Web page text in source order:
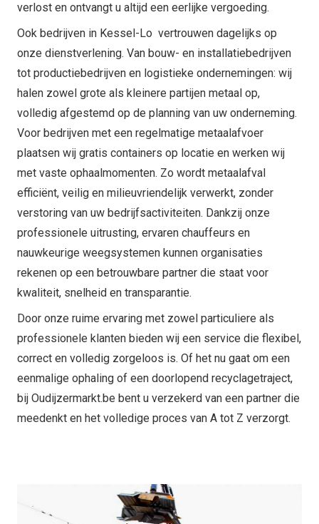
verlost en ontvangt u altijd een eerlijke vergoeding.
Ook bedrijven in Kessel-Lo vertrouwen dagelijks op
onze dienstverlening. Van bouw- en installatiebedrijven
tot productiebedrijven en logistieke ondernemingen: wij
halen zowel grote als kleinere partijen metaal op,
volledig afgestemd op de planning van uw onderneming.
Voor bedrijven met een regelmatige metaalafvoer
plaatsen wij gratis containers op locatie en werken wij
met vaste ophaalmomenten. Zo wordt metaalafval
efficiënt, veilig en milieuvriendelijk verwerkt, zonder
verstoring van uw bedrijfsactiviteiten. Dankzij onze
professionele uitrusting, ervaren chauffeurs en
nauwkeurige weegsystemen kunnen organisaties
rekenen op een betrouwbare partner die staat voor
kwaliteit, snelheid en transparantie.
Door onze ruime ervaring met zowel particuliere als
professionele klanten bieden wij een service die flexibel,
correct en volledig zorgeloos is. Of het nu gaat om een
eenmalige ophaling of een doorlopend recyclagetraject,
bij Oudijzermarkt.be bent u verzekerd van een partner die
meedenkt en het volledige proces van A tot Z verzorgt.